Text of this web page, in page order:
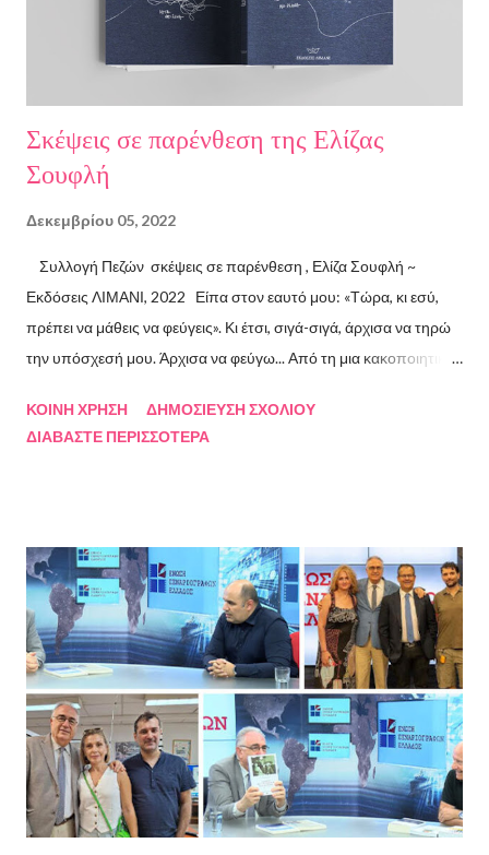
Σκέψεις σε παρένθεση της Ελίζας
Σουφλή
Δεκεμβρίου 05, 2022
Συλλογή Πεζών σκέψεις σε παρένθεση , Ελίζα Σουφλή ~
Εκδόσεις ΛΙΜΑΝΙ, 2022 Είπα στον εαυτό μου: «Τώρα, κι εσύ,
πρέπει να μάθεις να φεύγεις». Κι έτσι, σιγά-σιγά, άρχισα να τηρώ
την υπόσχεσή μου. Άρχισα να φεύγω... Από τη μια κακοποιητική
συμβάσεις ασύμβατες με το εγώ μου, από ταμπέλες που
Σχετικά με την συγγραφέα Η Ελίζα Σουφλή γεννήθηκε το 1989 και
μεγάλωσε στον Πειραιά. Αποφοίτησε από το Τμήμα Νομικής του
Αριστοτελείου Πανεπιστημίου Θεσσαλονίκης. Έχει κάνει επίσης
σπουδές στη μουσική, την ιστορία της τέχνης και τη φιλολογία
στην Ελλάδα και το εξωτερικό. Από το 2008 ασχολείται με την
πολιτιστική δημοσιογραφία και διατηρεί τον πολιτιστικό ιστότοπο
ART.harbour. Έζησε κα...
ΚΟΙΝΉ ΧΡΉΣΗ
ΔΗΜΟΣΊΕΥΣΗ ΣΧΟΛΊΟΥ
ΔΙΑΒΆΣΤΕ ΠΕΡΙΣΣΌΤΕΡΑ